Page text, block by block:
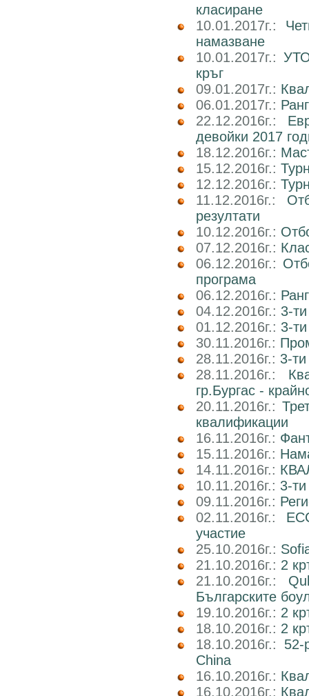
класиране
10.01.2017г.:
намазване
10.01.2017г.:
кръг
09.01.2017г.:
06.01.2017г.:
22.12.2016г.:
девойки 2017
18.12.2016г.:
15.12.2016г.:
12.12.2016г.:
11.12.2016г.:
резултати
10.12.2016г.:
07.12.2016г.:
06.12.2016г.:
програма
06.12.2016г.:
04.12.2016г.: 3-
01.12.2016г.: 3-
30.11.2016г.:
28.11.2016г.: 3-
28.11.2016г.:
гр.Бургас -
20.11.2016г.:
квалификации
16.11.2016г.:
15.11.2016г.:
14.11.2016г.:
10.11.2016г.: 3-
09.11.2016г.:
02.11.2016г.:
участие
25.10.2016г.:
21.10.2016г.: 2
21.10.2016г.:
Българските
19.10.2016г.: 2
18.10.2016г.: 2
18.10.2016г.: 52-
China
16.10.2016г.:
16.10.2016г.: